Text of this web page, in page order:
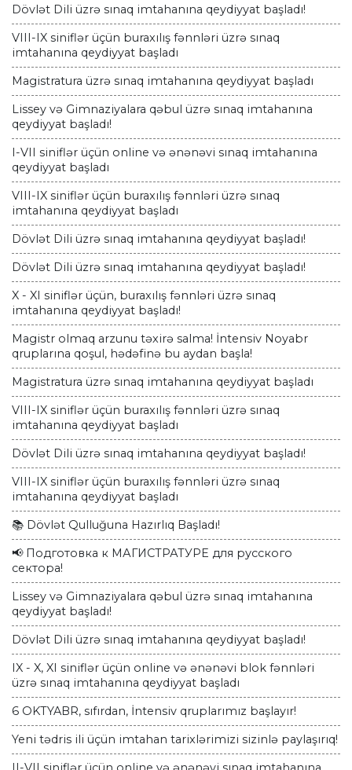
Dövlət Dili üzrə sınaq imtahanına qeydiyyat başladı!
VIII-IX siniflər üçün buraxılış fənnləri üzrə sınaq
imtahanına qeydiyyat başladı
Magistratura üzrə sınaq imtahanına qeydiyyat başladı
Lissey və Gimnaziyalara qəbul üzrə sınaq imtahanına
qeydiyyat başladı!
I-VII siniflər üçün online və ənənəvi sınaq imtahanına
qeydiyyat başladı
VIII-IX siniflər üçün buraxılış fənnləri üzrə sınaq
imtahanına qeydiyyat başladı
Dövlət Dili üzrə sınaq imtahanına qeydiyyat başladı!
Dövlət Dili üzrə sınaq imtahanına qeydiyyat başladı!
X - XI siniflər üçün, buraxılış fənnləri üzrə sınaq
imtahanına qeydiyyat başladı!
Magistr olmaq arzunu təxirə salma! İntensiv Noyabr
qruplarına qoşul, hədəfinə bu aydan başla!
Magistratura üzrə sınaq imtahanına qeydiyyat başladı
VIII-IX siniflər üçün buraxılış fənnləri üzrə sınaq
imtahanına qeydiyyat başladı
Dövlət Dili üzrə sınaq imtahanına qeydiyyat başladı!
VIII-IX siniflər üçün buraxılış fənnləri üzrə sınaq
imtahanına qeydiyyat başladı
📚 Dövlət Qulluğuna Hazırlıq Başladı!
📢 Подготовка к МАГИСТРАТУРЕ для русского
сектора!
Lissey və Gimnaziyalara qəbul üzrə sınaq imtahanına
qeydiyyat başladı!
Dövlət Dili üzrə sınaq imtahanına qeydiyyat başladı!
IX - X, XI siniflər üçün online və ənənəvi blok fənnləri
üzrə sınaq imtahanına qeydiyyat başladı
6 OKTYABR, sıfırdan, İntensiv qruplarımız başlayır!
Yeni tədris ili üçün imtahan tarixlərimizi sizinlə paylaşırıq!